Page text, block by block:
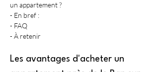
un appartement ?
- En bref :
- FAQ
- À retenir
Les avantages d'acheter un